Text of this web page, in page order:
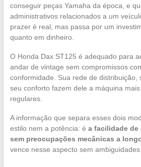
conseguir peças Yamaha da época, e
administrativos relacionados a um
prazer é real, mas passa por um
quanto em dinheiro.
O Honda Dax ST125 é adequado para
andar de vintage sem compromissos
conformidade. Sua rede de distribuição,
seu conforto fazem dele a máquina
regulares.
A informação que separa esses dois
estilo nem a potência: é a facilidade de
sem preocupações mecânicas a
vence nesse aspecto sem ambiguidades.